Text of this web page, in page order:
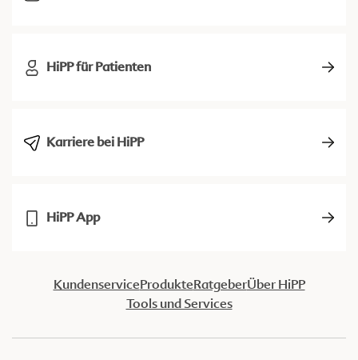
HiPP für Patienten
Karriere bei HiPP
HiPP App
KundenserviceProdukteRatgeberÜber HiPP
Tools und Services